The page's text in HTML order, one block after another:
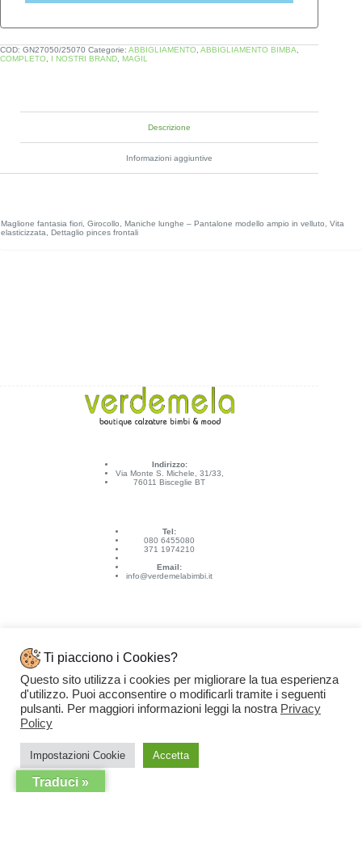
COD: GN27050/25070 Categorie: ABBIGLIAMENTO ABBIGLIAMENTO BIMBA
COMPLETO
I NOSTRI BRAND MAGIL
Descrizione
Informazioni aggiuntive
Maglione fantasia fiori, Girocollo, Maniche lunghe – Pantalone modello ampio in velluto, Vita
elasticizzata, Dettaglio pinces frontali
Indirizzo:
Via Monte S. Michele, 31/33,
76011 Bisceglie BT
Tel:
080 6455080
371 1974210
Email:
info@verdemelabimbi.it
Link Utili
Spedizioni e pagamenti
Condizioni di vendita
Ti piacciono i Cookies?
Questo sito utilizza i cookies per migliorare la tua esperienza
d'utilizzo. Puoi acconsentire o modificarli tramite i seguenti
pulsanti. Per maggiori informazioni leggi la nostra Privacy
Policy
Impostazioni Cookie Accetta
Traduci »